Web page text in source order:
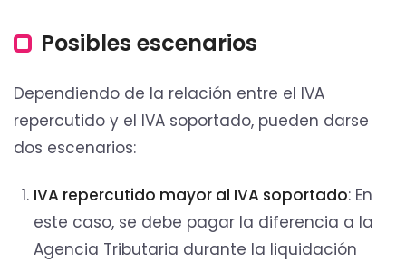
Posibles escenarios
Dependiendo de la relación entre el IVA
repercutido y el IVA soportado, pueden darse
dos escenarios:
IVA repercutido mayor al IVA soportado: En
este caso, se debe pagar la diferencia a la
Agencia Tributaria durante la liquidación